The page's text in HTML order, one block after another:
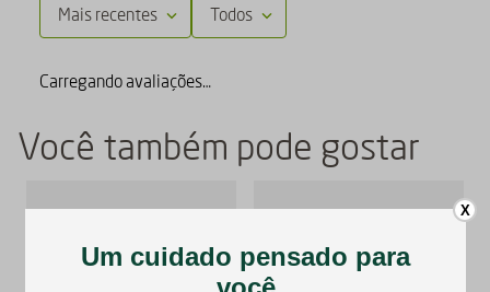
Mais recentes Todos
Carregando avaliações…
Você também pode gostar
X